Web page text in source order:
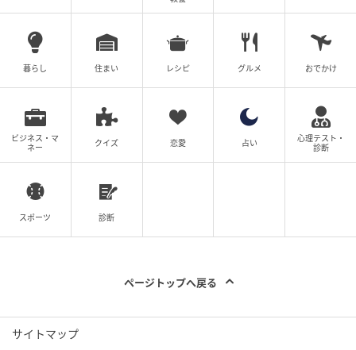
れば母でないことで何かを言われる。妻でも、妻でな
くても、同じで。だから「正解の側」なんてどこにも
ないんじゃないかな、と思います。それがわかるだけ
で、少し楽になれる気がするんですよね。自分だけじ
ゃないんだって。どの場所にいる人も、みんなどこか
が辛い。そういうことを、この物語の中に登場する女
たちが、それぞれの形で見せてくれていると思うんで
す。
主人公がたどり着いたのは、“救われること”じ
暮らし 住まい レシピ グルメ おでかけ
ビジネス・マ
ネー
クイズ 恋愛 占い
心理テスト・
診断
スポーツ 診断
ページトップへ戻る
サイトマップ